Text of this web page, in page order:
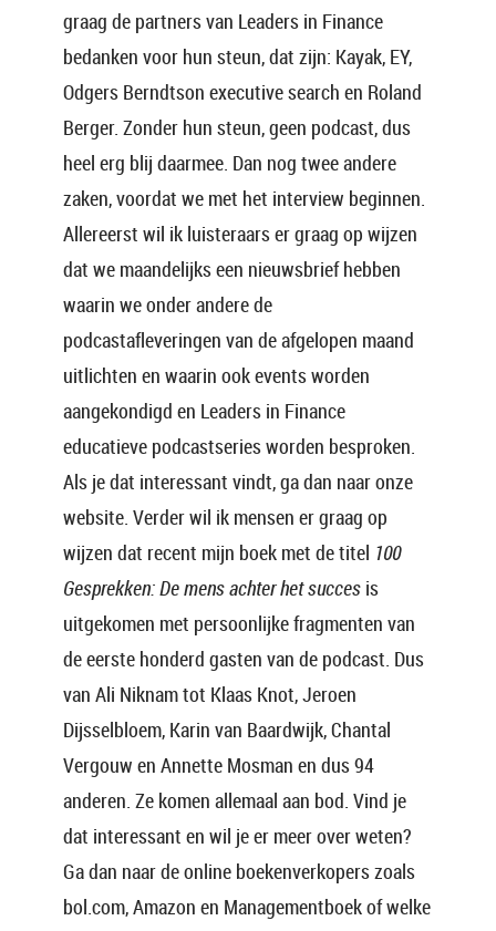
graag de partners van Leaders in Finance
bedanken voor hun steun, dat zijn: Kayak, EY,
Odgers Berndtson executive search en Roland
Berger. Zonder hun steun, geen podcast, dus
heel erg blij daarmee. Dan nog twee andere
zaken, voordat we met het interview beginnen.
Allereerst wil ik luisteraars er graag op wijzen
dat we maandelijks een nieuwsbrief hebben
waarin we onder andere de
podcastafleveringen van de afgelopen maand
uitlichten en waarin ook events worden
aangekondigd en Leaders in Finance
educatieve podcastseries worden besproken.
Als je dat interessant vindt, ga dan naar onze
website. Verder wil ik mensen er graag op
wijzen dat recent mijn boek met de titel 100
Gesprekken: De mens achter het succes is
uitgekomen met persoonlijke fragmenten van
de eerste honderd gasten van de podcast. Dus
van Ali Niknam tot Klaas Knot, Jeroen
Dijsselbloem, Karin van Baardwijk, Chantal
Vergouw en Annette Mosman en dus 94
anderen. Ze komen allemaal aan bod. Vind je
dat interessant en wil je er meer over weten?
Ga dan naar de online boekenverkopers zoals
bol.com, Amazon en Managementboek of welke